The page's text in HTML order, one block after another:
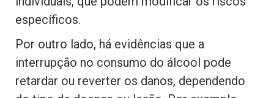
específicos.
Por outro lado, há evidências que a
interrupção no consumo do álcool pode
retardar ou reverter os danos, dependendo